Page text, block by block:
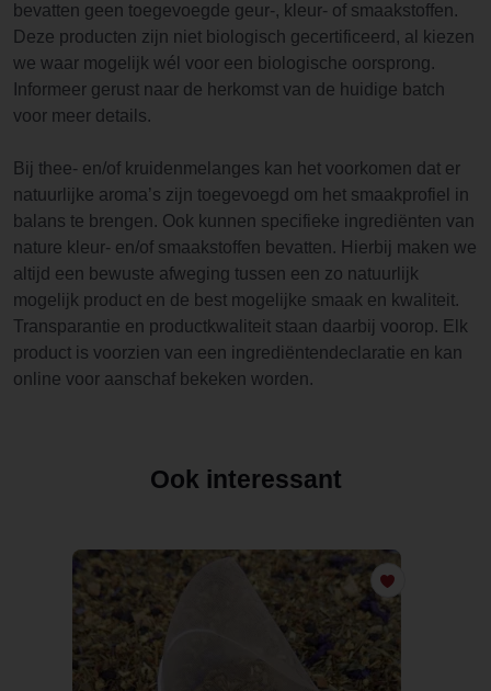
bevatten geen toegevoegde geur-, kleur- of smaakstoffen.
Deze producten zijn niet biologisch gecertificeerd, al kiezen
we waar mogelijk wél voor een biologische oorsprong.
Informeer gerust naar de herkomst van de huidige batch
voor meer details.
Bij thee- en/of kruidenmelanges kan het voorkomen dat er
natuurlijke aroma’s zijn toegevoegd om het smaakprofiel in
balans te brengen. Ook kunnen specifieke ingrediënten van
nature kleur- en/of smaakstoffen bevatten. Hierbij maken we
altijd een bewuste afweging tussen een zo natuurlijk
mogelijk product en de best mogelijke smaak en kwaliteit.
Transparantie en productkwaliteit staan daarbij voorop. Elk
product is voorzien van een ingrediëntendeclaratie en kan
online voor aanschaf bekeken worden.
Ook interessant